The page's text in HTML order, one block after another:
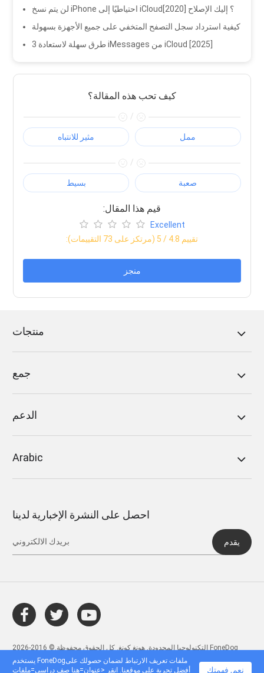
لن يتم نسخ iPhone احتياطيًا إلى iCloud؟ إليك الإصلاح [2020]
كيفية استرداد سجل التصفح المتخفي على جميع الأجهزة بسهولة
3 طرق سهلة لاستعادة iMessages من iCloud [2025]
كيف تحب هذه المقالة؟
/
مثير للانتباه ممل
/
بسيط صعبة
:قيم هذا المقال
Excellent
:تقييم 4.8 / 5 (مرتكز على 73 التقييمات)
منجز
منتجات
جمع
الدعم
Arabic
احصل على النشرة الإخبارية لدينا
يقدم
التكنولوجيا المحدودة, هونغ كونغ. كل الحقوق محفوظة.© 2016-2026 FoneDog
يستخدم FoneDogملفات تعريف الارتباط لضمان حصولك على
أفضل تجربة على موقعنا. انقر <عنوان=هنا صف دراسي=ملفات
نعم, فهمتك